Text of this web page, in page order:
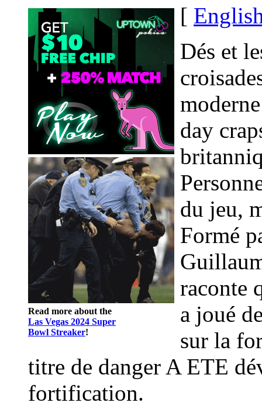
Read more about the
Las Vegas 2024 Super
Bowl Streaker!
[
Dés et
day
du jeu,
Formé
raconte
a joué
sur la
titre de danger A ETE
fortification.